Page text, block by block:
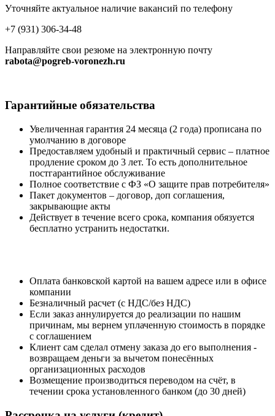
Уточняйте актуальное наличие вакансий по телефону
+7 (931) 306-34-48
Направляйте свои резюме на электронную почту
rabota@pogreb-voronezh.ru
Гарантийные обязательства
Увеличенная гарантия 24 месяца (2 года) прописана по
умолчанию в договоре
Предоставляем удобный и практичный сервис – платное
продление сроком до 3 лет. То есть дополнительное
постгарантийное обслуживание
Полное соответствие с ФЗ «О защите прав потребителя»
Пакет документов – договор, доп соглашения,
закрывающие акты
Действует в течение всего срока, компания обязуется
бесплатно устранить недостатки.
Оплата банковской картой на вашем адресе или в офисе
компании
Безналичный расчет (с НДС/без НДС)
Если заказ аннулируется до реализации по нашим
причинам, мы вернем уплаченную стоимость в порядке
с соглашением
Клиент сам сделал отмену заказа до его выполнения -
возвращаем деньги за вычетом понесённых
организационных расходов
Возмещение производиться переводом на счёт, в
течении срока установленного банком (до 30 дней)